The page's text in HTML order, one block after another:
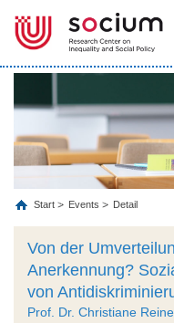
Start Events Detail
Von der
Anerkennung?
von
Prof. Dr. Christiane